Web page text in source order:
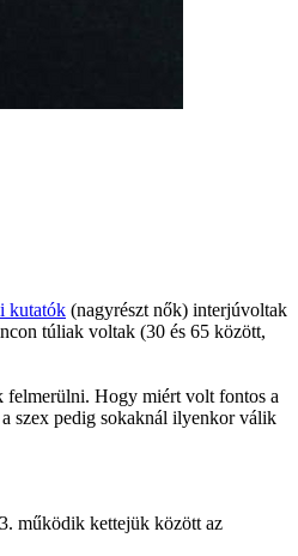
kutatók (nagyrészt nők) interjúvoltak
túliak voltak (30 és 65 között,
felmerülni. Hogy miért volt fontos a
szex pedig sokaknál ilyenkor válik
működik kettejük között az